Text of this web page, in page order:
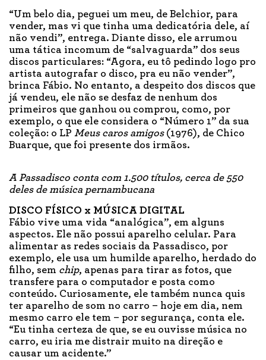
“Um belo dia, peguei um meu, de Belchior, para
vender, mas vi que tinha uma dedicatória dele, aí
não vendi”, entrega. Diante disso, ele arrumou
uma tática incomum de “salvaguarda” dos seus
discos particulares: “Agora, eu tô pedindo logo pro
artista autografar o disco, pra eu não vender”,
brinca Fábio. No entanto, a despeito dos discos que
já vendeu, ele não se desfaz de nenhum dos
primeiros que ganhou ou comprou, como, por
exemplo, o que ele considera o “Número 1” da sua
coleção: o LP Meus caros amigos(1976), de Chico
Buarque, que foi presente dos irmãos.
A Passadisco conta com 1.500 títulos, cerca de 550
deles de música pernambucana
DISCO FÍSICO x MÚSICA DIGITAL
Fábio vive uma vida “analógica”, em alguns
aspectos. Ele não possui aparelho celular. Para
alimentar as redes sociais da Passadisco, por
exemplo, ele usa um humilde aparelho, herdado do
filho, sem chip, apenas para tirar as fotos, que
transfere para o computador e posta como
conteúdo. Curiosamente, ele também nunca quis
ter aparelho de som no carro – hoje em dia, nem
mesmo carro ele tem – por segurança, conta ele.
“Eu tinha certeza de que, se eu ouvisse música no
carro, eu iria me distrair muito na direção e
causar um acidente.”